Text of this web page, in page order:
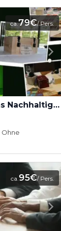
ca.79€/ Pers.
Mission Green - Das Nachhaltigkeits-Escape Game
Ohne
ca.95€/ Pers.